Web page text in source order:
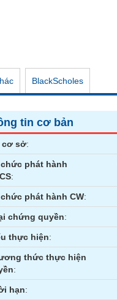
BlackScholes
tin cơ bản
cơ sở:
phát hành
:
phát hành CW:
chứng quyền:
thực hiện:
thức thực hiện
:
hạn: